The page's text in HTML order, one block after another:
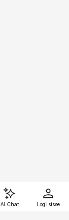
AI Chat Logi sisse